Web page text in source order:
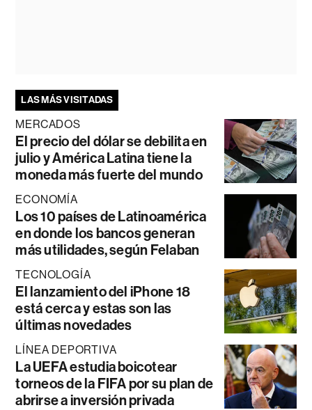
LAS MÁS VISITADAS
MERCADOS
El precio del dólar se debilita en
julio y América Latina tiene la
moneda más fuerte del mundo
ECONOMÍA
Los 10 países de Latinoamérica
en donde los bancos generan
más utilidades, según Felaban
TECNOLOGÍA
El lanzamiento del iPhone 18
está cerca y estas son las
últimas novedades
LÍNEA DEPORTIVA
La UEFA estudia boicotear
torneos de la FIFA por su plan de
abrirse a inversión privada